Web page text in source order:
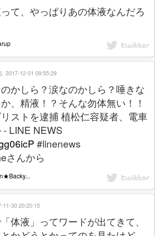
て、やっぱりあの体液なんだろ
かしら？涙なのかしら？唾きな
、精液！？そんな勿体無い！！
ストを逮捕 植松仁容疑者、電車
- LINE NEWS
#linenews
さんから
2017-12-01 09:55:29
体液」ってワードが出てきて、
11-30 20:20:15